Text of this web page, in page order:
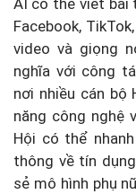
AI có thể viết bài
Facebook,
video và giọng
nghĩa với công
nơi nhiều cán bộ
năng công nghệ
Hội có thể
thông về tín
sẻ mô hình phụ